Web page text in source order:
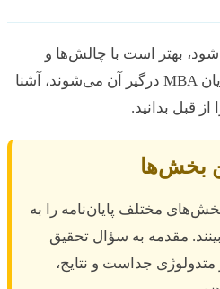
بهتر است با چالش‌ها و
خطاهای متداولی که دانشجویان MBA درگیر آن می‌شوند، آشنا
بدانید.
مختلف پایان‌نامه را به
مقدمه به سؤال تحقیق
جداست و نتایج،